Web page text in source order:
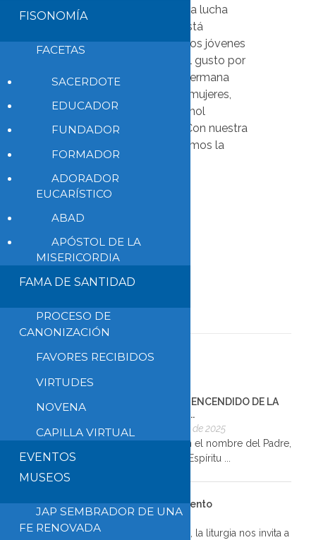
(CEDIRAA) de Yamena, la lucha
contra la toxicomanía está
consiguiendo que muchos jóvenes
recuperen el sentido y el gusto por
la vida. Su directora, la hermana
Aurélie Roiné: «Muchas mujeres,
por ignorancia, dan alcohol
adulterado a los niños. Con nuestra
frágil ayuda les devolvemos la
dignidad y crecemos en
humanidad»
Leer más
GUÍA PARA EL ENCENDIDO DE LA
TERCERA VEL...
13 de diciembre de 2025
INICIO Guía: En el nombre del Padre,
del Hijo y del Espíritu ...
Reflexión del 3er Domingo de Adviento
13 de diciembre de 2025
En este tercer domingo de Adviento, la liturgia nos invita a
FISONOMÍA
FACETAS
SACERDOTE
EDUCADOR
FUNDADOR
FORMADOR
ADORADOR
EUCARÍSTICO
ABAD
APÓSTOL DE LA
MISERICORDIA
FAMA DE SANTIDAD
PROCESO DE
CANONIZACIÓN
FAVORES RECIBIDOS
VIRTUDES
NOVENA
CAPILLA VIRTUAL
EVENTOS
MUSEOS
JAP SEMBRADOR DE UNA
FE RENOVADA